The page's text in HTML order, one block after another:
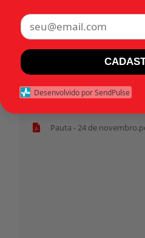
Tags:
Início
Pauta - 24 de
Desenvolvido por SendPulse